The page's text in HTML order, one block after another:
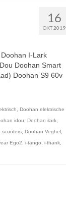
16
OKT 2019
I-Lark
Doohan Smart
Doohan S9 60v
, Doohan elektrische
idou, Doohan ilark,
scooters, Doohan Veghel,
Ego2, i-tango, i-thank,